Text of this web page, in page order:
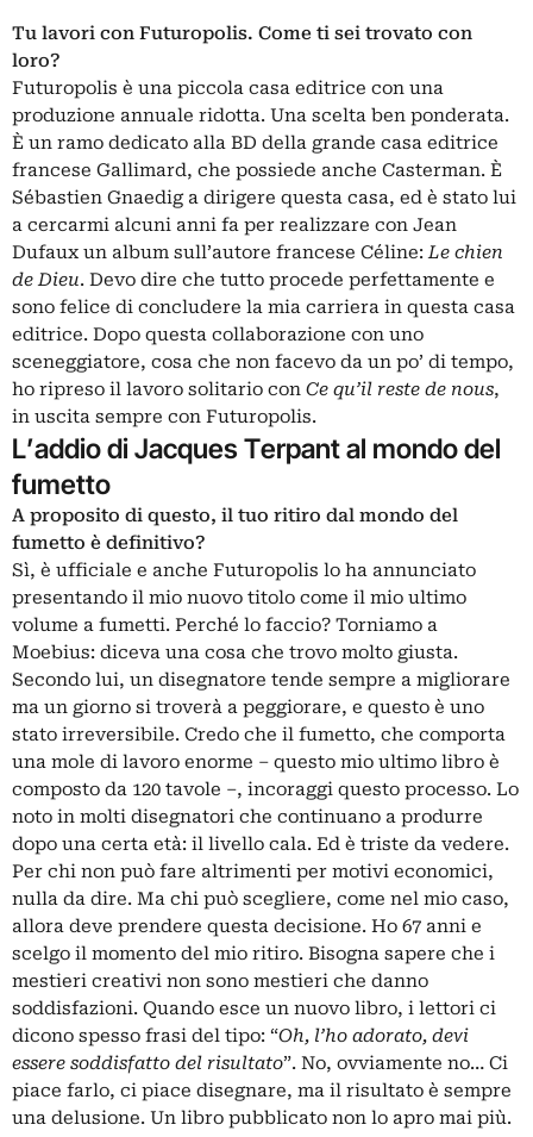
Tu lavori con Futuropolis. Come ti sei trovato con
loro?
Futuropolis è una piccola casa editrice con una
produzione annuale ridotta. Una scelta ben ponderata.
È un ramo dedicato alla BD della grande casa editrice
francese Gallimard, che possiede anche Casterman. È
Sébastien Gnaedig a dirigere questa casa, ed è stato lui
a cercarmi alcuni anni fa per realizzare con Jean
Dufaux un album sull’autore francese Céline:Le chien
de Dieu. Devo dire che tutto procede perfettamente e
sono felice di concludere la mia carriera in questa casa
editrice. Dopo questa collaborazione con uno
sceneggiatore, cosa che non facevo da un po’ di tempo,
ho ripreso il lavoro solitario con Ce qu’il reste de nous,
in uscita sempre con Futuropolis.
L’addio di Jacques Terpant al mondo del
fumetto
A proposito di questo, il tuo ritiro dal mondo del
fumetto è definitivo?
Sì, è ufficiale e anche Futuropolis lo ha annunciato
presentando il mio nuovo titolo come il mio ultimo
volume a fumetti. Perché lo faccio? Torniamo a
Moebius: diceva una cosa che trovo molto giusta.
Secondo lui, un disegnatore tende sempre a migliorare
ma un giorno si troverà a peggiorare, e questo è uno
stato irreversibile. Credo che il fumetto, che comporta
una mole di lavoro enorme – questo mio ultimo libro è
composto da 120 tavole –, incoraggi questo processo. Lo
noto in molti disegnatori che continuano a produrre
dopo una certa età: il livello cala. Ed è triste da vedere.
Per chi non può fare altrimenti per motivi economici,
nulla da dire. Ma chi può scegliere, come nel mio caso,
allora deve prendere questa decisione. Ho 67 anni e
scelgo il momento del mio ritiro. Bisogna sapere che i
mestieri creativi non sono mestieri che danno
soddisfazioni. Quando esce un nuovo libro, i lettori ci
dicono spesso frasi del tipo: “Oh, l’ho adorato, devi
essere soddisfatto del risultato”. No, ovviamente no… Ci
piace farlo, ci piace disegnare, ma il risultato è sempre
una delusione. Un libro pubblicato non lo apro mai più.